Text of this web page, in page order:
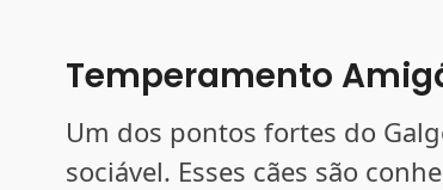
Temperamento
Um dos pontos fortes do
sociável. Esses cães são